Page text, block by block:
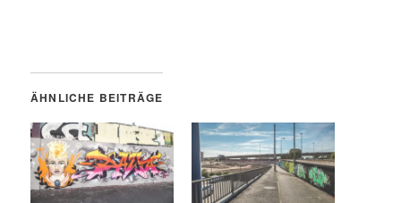
ÄHNLICHE BEITRÄGE